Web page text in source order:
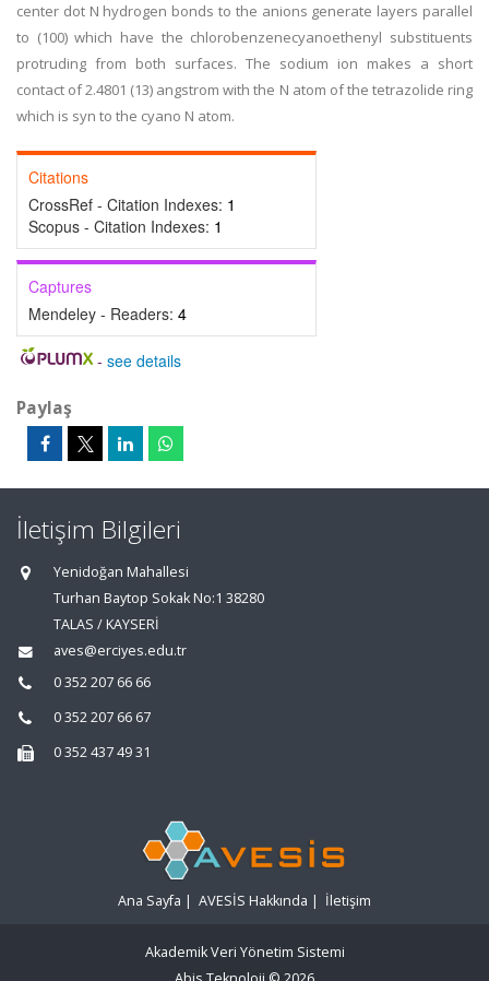
center dot N hydrogen bonds to the anions generate layers parallel
to (100) which have the chlorobenzenecyanoethenyl substituents
protruding from both surfaces. The sodium ion makes a short
contact of 2.4801 (13) angstrom with the N atom of the tetrazolide ring
which is syn to the cyano N atom.
Citations
CrossRef - Citation Indexes: 1
Scopus - Citation Indexes: 1
Captures
Mendeley - Readers: 4
- see details
Paylaş
İletişim Bilgileri
Yenidoğan Mahallesi
Turhan Baytop Sokak No:1 38280
TALAS / KAYSERİ
aves@erciyes.edu.tr
0 352 207 66 66
0 352 207 66 67
0 352 437 49 31
Ana Sayfa | AVESİS Hakkında | İletişim
Akademik Veri Yönetim Sistemi